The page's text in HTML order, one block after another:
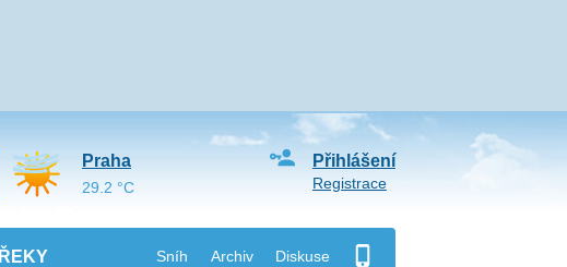
ŘEKY Sníh Archiv Diskuse
Přihlášení
Registrace
Praha
29.2 °C